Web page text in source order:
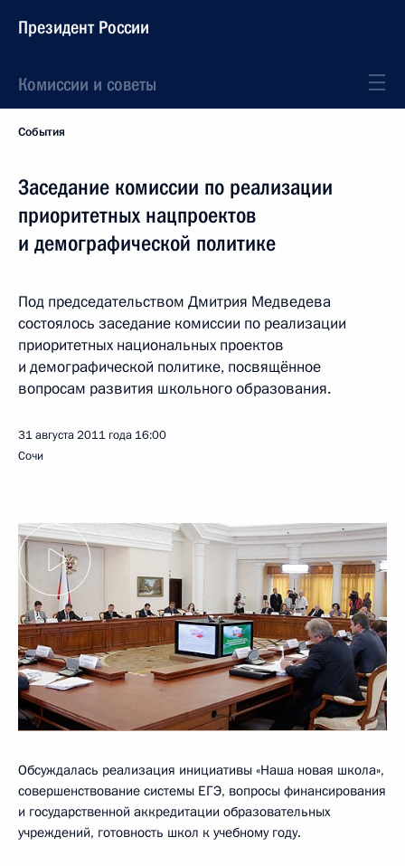
Президент России
Комиссии и советы
События
Заседание комиссии по реализации
приоритетных нацпроектов
и демографической политике
Под председательством Дмитрия Медведева
состоялось заседание комиссии по реализации
приоритетных национальных проектов
и демографической политике, посвящённое
вопросам развития школьного образования.
31 августа 2011 года 16:00
Сочи
Обсуждалась реализация инициативы «Наша новая школа»,
совершенствование системы ЕГЭ, вопросы финансирования
и государственной аккредитации образовательных
учреждений, готовность школ к учебному году.